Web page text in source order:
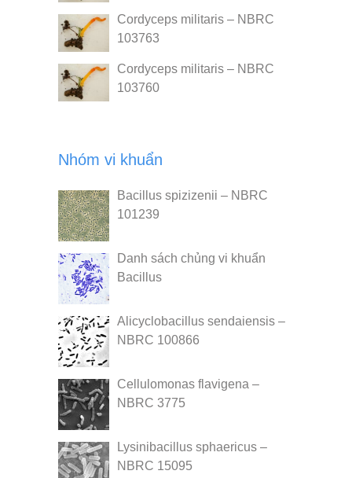
Cordyceps militaris – NBRC
103763
Cordyceps militaris – NBRC
103760
Nhóm vi khuẩn
Bacillus spizizenii – NBRC
101239
Danh sách chủng vi khuẩn
Bacillus
Alicyclobacillus sendaiensis –
NBRC 100866
Cellulomonas flavigena –
NBRC 3775
Lysinibacillus sphaericus –
NBRC 15095